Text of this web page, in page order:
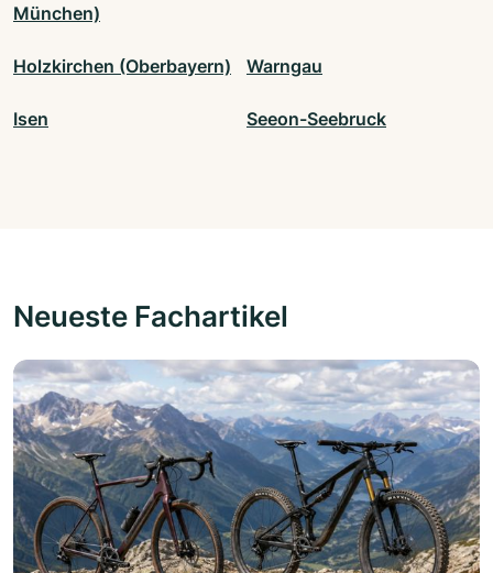
München)
Holzkirchen (Oberbayern) Warngau
Isen Seeon-Seebruck
Neueste Fachartikel